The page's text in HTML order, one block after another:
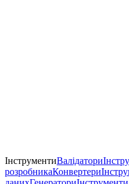
ІнструментиВалідатори
розробникаКонвертери